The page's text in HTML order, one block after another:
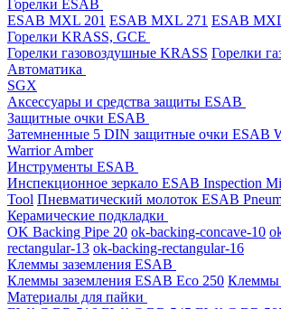
Горелки ESAB
ESAB MXL 201 ESAB MXL 271 ESAB
Горелки KRASS, GCE
Горелки газовоздушные KRASS Горелки
Автоматика
SGX
Аксессуары и средства защиты ESAB
Защитные очки ESAB
Затемненные 5 DIN защитные очки ESAB
Warrior Amber
Инструменты ESAB
Инспекционное зеркало ESAB Inspection
Tool Пневматический молоток ESAB
Керамические подкладки
OK Backing Pipe 20 ok-backing-concave-10
rectangular-13 ok-backing-rectangular-16
Клеммы заземления ESAB
Клеммы заземления ESAB Eco 250 Клеммы
Материалы для пайки